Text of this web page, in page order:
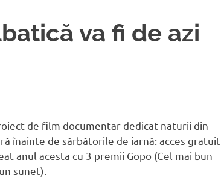
va fi de azi
de film documentar dedicat naturii din
înainte de sărbătorile de iarnă: acces gratuit
anul acesta cu 3 premii Gopo (Cel mai bun
sunet).